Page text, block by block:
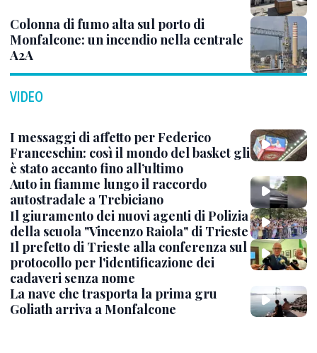
Colonna di fumo alta sul porto di
Monfalcone: un incendio nella centrale
A2A
VIDEO
I messaggi di affetto per Federico
Franceschin: così il mondo del basket gli
è stato accanto fino all’ultimo
Auto in fiamme lungo il raccordo
autostradale a Trebiciano
Il giuramento dei nuovi agenti di Polizia
della scuola "Vincenzo Raiola" di Trieste
Il prefetto di Trieste alla conferenza sul
protocollo per l'identificazione dei
cadaveri senza nome
La nave che trasporta la prima gru
Goliath arriva a Monfalcone